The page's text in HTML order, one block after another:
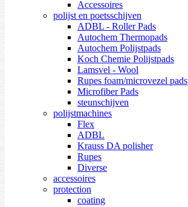
Accessoires
polijst en poetsschijven
ADBL - Roller Pads
Autochem Thermopads
Autochem Polijstpads
Koch Chemie Polijstpads
Lamsvel - Wool
Rupes foam/microvezel pads
Microfiber Pads
steunschijven
polijstmachines
Flex
ADBL
Krauss DA polisher
Rupes
Diverse
accessoires
protection
coating